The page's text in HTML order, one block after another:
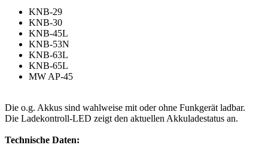
KNB-29
KNB-30
KNB-45L
KNB-53N
KNB-63L
KNB-65L
MW AP-45
Die o.g. Akkus sind wahlweise mit oder ohne Funkgerät ladbar.
Die Ladekontroll-LED zeigt den aktuellen Akkuladestatus an.
Technische Daten: